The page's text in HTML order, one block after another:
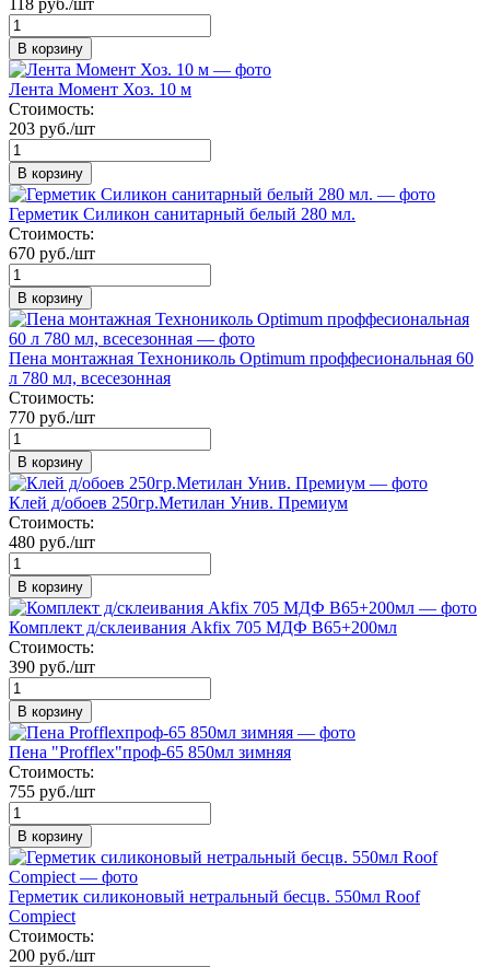
В корзину
Лента Момент Хоз. 10 м
Стоимость:
203 руб./шт
В корзину
Герметик Силикон санитарный белый 280 мл.
Стоимость:
670 руб./шт
В корзину
Пена монтажная Технониколь Optimum проффесиональная 60
л 780 мл, всесезонная
Стоимость:
770 руб./шт
В корзину
Клей д/обоев 250гр.Метилан Унив. Премиум
Стоимость:
480 руб./шт
В корзину
Комплект д/склеивания Akfix 705 МДФ В65+200мл
Стоимость:
390 руб./шт
В корзину
Пена "Profflex"проф-65 850мл зимняя
Стоимость:
755 руб./шт
В корзину
Герметик силиконовый нетральный бесцв. 550мл Roof
Compiect
Стоимость:
200 руб./шт